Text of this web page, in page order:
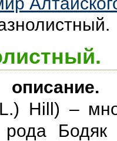
описание.
Hill) –